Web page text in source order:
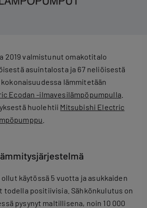
2019 valmistunut omakotitalo
asuintalosta ja 67 neliöisestä
lämmitetään
Ecodan -ilmavesilämpöpumpulla
huolehtii Mitsubishi Electric
käytössä 5 vuotta ja asukkaiden
todella positiivisia. Sähkönkulutus on
pysynyt maltillisena, noin 10 000